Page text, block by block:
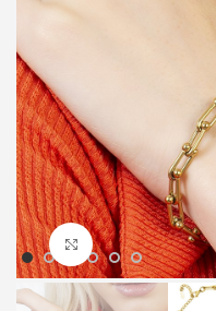
Klicken um zu